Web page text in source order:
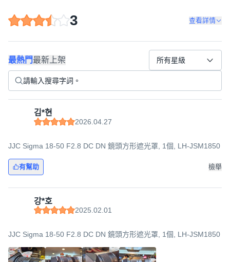
3 查看詳情
最熱門最新上架 所有星級
김*현
2026.04.27
JJC Sigma 18-50 F2.8 DC DN 鏡頭方形遮光罩, 1個, LH-JSM1850
有幫助 檢舉
강*호
2025.02.01
JJC Sigma 18-50 F2.8 DC DN 鏡頭方形遮光罩, 1個, LH-JSM1850